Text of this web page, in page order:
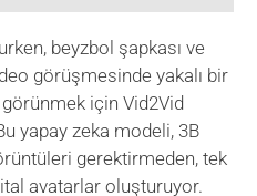
beyzbol şapkası ve
görüşmesinde yakalı bir
için Vid2Vid
yapay zeka modeli, 3B
gerektirmeden, tek
avatarlar oluşturuyor.